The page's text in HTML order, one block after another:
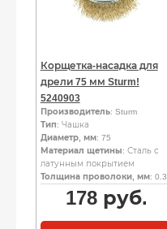
Корщетка-насадка для
дрели 75 мм Sturm!
5240903
Производитель: Sturm
Тип: Чашка
Диаметр, мм: 75
Материал щетины: Сталь с
латунным покрытием
Толщина проволоки, мм: 0.3
178 руб.